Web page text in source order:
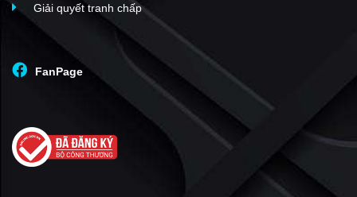
Giải quyết tranh chấp
FanPage